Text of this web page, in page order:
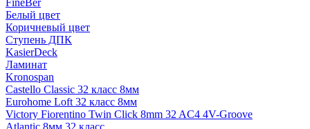
FineBer
Белый цвет
Коричневый цвет
Ступень ДПК
KasierDeck
Ламинат
Kronospan
Castello Classic 32 класс 8мм
Eurohome Loft 32 класс 8мм
Victory Fiorentino Twin Click 8mm 32 AC4 4V-Groove
Atlantic 8мм 32 класс